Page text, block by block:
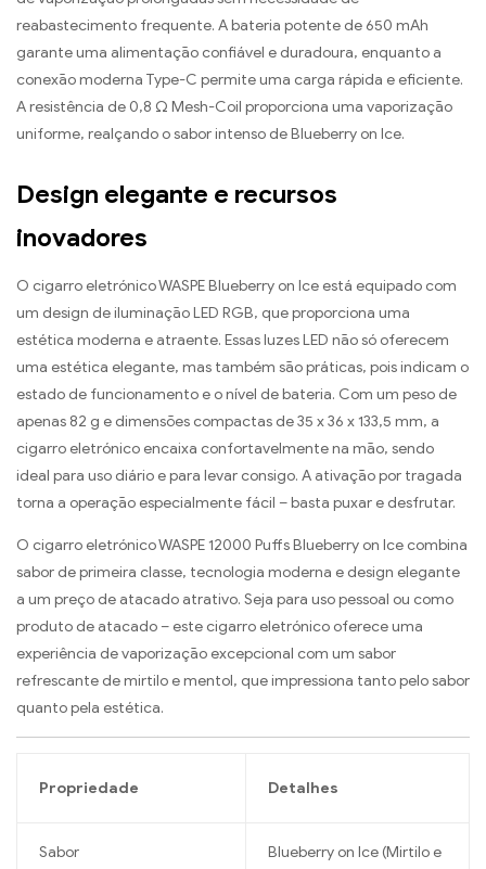
reabastecimento frequente. A bateria potente de 650 mAh
garante uma alimentação confiável e duradoura, enquanto a
conexão moderna Type-C permite uma carga rápida e eficiente.
A resistência de 0,8 Ω Mesh-Coil proporciona uma vaporização
uniforme, realçando o sabor intenso de Blueberry on Ice.
Design elegante e recursos
inovadores
O cigarro eletrónico WASPE Blueberry on Ice está equipado com
um design de iluminação LED RGB, que proporciona uma
estética moderna e atraente. Essas luzes LED não só oferecem
uma estética elegante, mas também são práticas, pois indicam o
estado de funcionamento e o nível de bateria. Com um peso de
apenas 82 g e dimensões compactas de 35 x 36 x 133,5 mm, a
cigarro eletrónico encaixa confortavelmente na mão, sendo
ideal para uso diário e para levar consigo. A ativação por tragada
torna a operação especialmente fácil – basta puxar e desfrutar.
O cigarro eletrónico WASPE 12000 Puffs Blueberry on Ice combina
sabor de primeira classe, tecnologia moderna e design elegante
a um preço de atacado atrativo. Seja para uso pessoal ou como
produto de atacado – este cigarro eletrónico oferece uma
experiência de vaporização excepcional com um sabor
refrescante de mirtilo e mentol, que impressiona tanto pelo sabor
quanto pela estética.
Propriedade Detalhes
Sabor
Blueberry on Ice (Mirtilo e